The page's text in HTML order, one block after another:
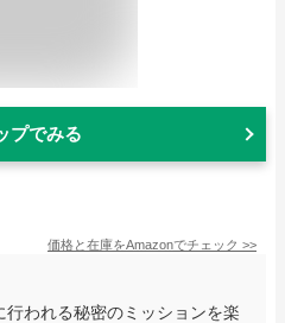
プでみる
価格と在庫をAmazonでチェック >>
われる秘密のミッションを楽